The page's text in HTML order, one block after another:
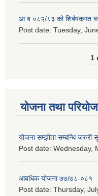
आ.ब ०८२/८३ को शिर्बषकगत
Post date: Tuesday,
1
योजना तथा
योजना सम्झौता सम्बन्धि जरुरी
Post date: Wednesday,
आबधिक योजना ७७/७८-०८१
Post date: Thursday,